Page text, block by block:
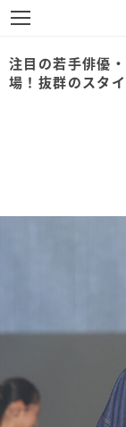
注目の若手俳優
場！抜群のスタ